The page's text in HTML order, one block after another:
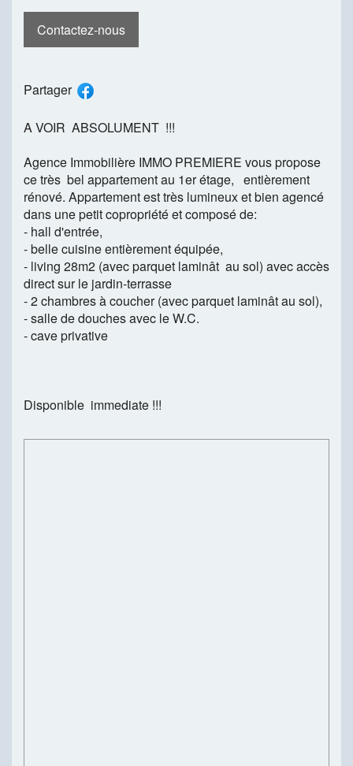
Contactez-nous
Partager
A VOIR ABSOLUMENT !!!
Agence Immobilière IMMO PREMIERE vous propose
ce très bel appartement au 1er étage, entièrement
rénové. Appartement est très lumineux et bien agencé
dans une petit copropriété et composé de:
- hall d'entrée,
- belle cuisine entièrement équipée,
- living 28m2 (avec parquet laminât au sol) avec accès
direct sur le jardin-terrasse
- 2 chambres à coucher (avec parquet laminât au sol),
- salle de douches avec le W.C.
- cave privative
Disponible immediate !!!